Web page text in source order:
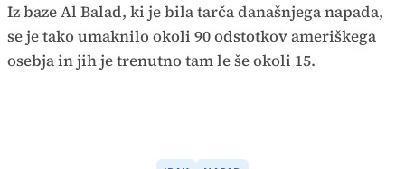
Iz baze Al Balad, ki je bila tarča današnjega napada,
se je tako umaknilo okoli 90 odstotkov ameriškega
osebja in jih je trenutno tam le še okoli 15.